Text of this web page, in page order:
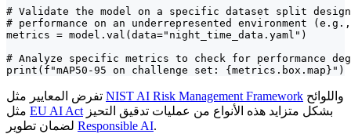
# Validate the model on a specific dataset split
# performance on an underrepresented environment
metrics = model.val(data="night_time_data.yaml")
# Analyze specific metrics to check for performance
print(f"mAP50-95 on challenge set: {metrics.box.map}")
NIST AI Risk Management Framework
EU AI Act
Responsible AI.